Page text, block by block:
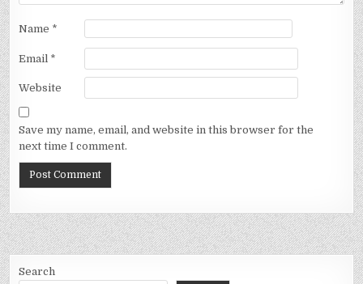
Name *
Email *
Website
Save my name, email, and website in this browser for the
next time I comment.
Search